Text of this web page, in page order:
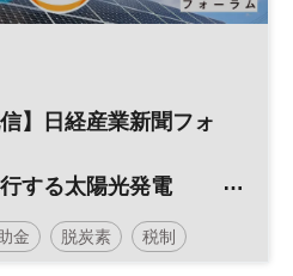
】日経産業新聞フォ
する太陽光発電
実現する最適解～
金 脱炭素 税制